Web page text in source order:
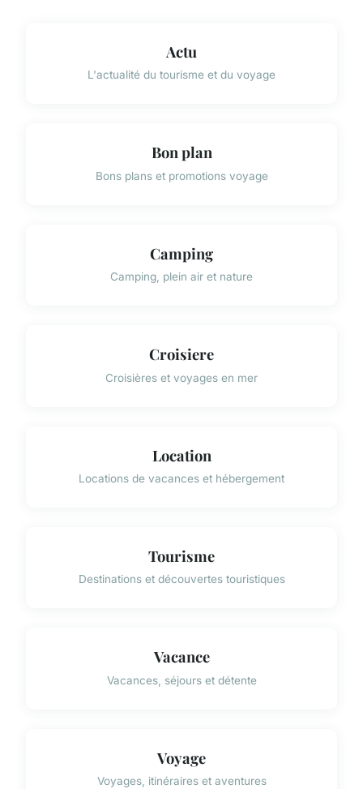
Actu
L'actualité du tourisme et du voyage
Bon plan
Bons plans et promotions voyage
Camping
Camping, plein air et nature
Croisiere
Croisières et voyages en mer
Location
Locations de vacances et hébergement
Tourisme
Destinations et découvertes touristiques
Vacance
Vacances, séjours et détente
Voyage
Voyages, itinéraires et aventures